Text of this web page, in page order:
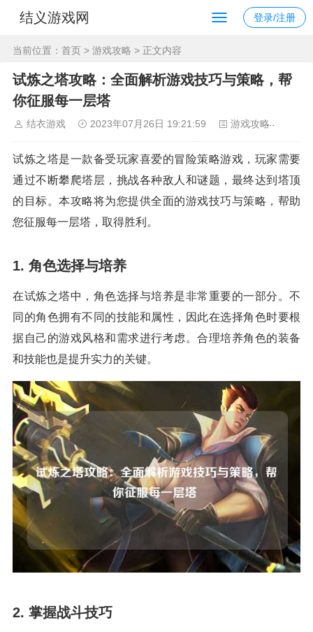
结义游戏网 登录/注册
当前位置： 首页 > 游戏攻略 > 正文内容
试炼之塔攻略：全面解析游戏技巧与策略，帮
你征服每一层塔
结衣游戏 2023年07月26日 19:21:59 游戏攻略
试炼之塔是一款备受玩家喜爱的冒险策略游戏，玩家需要
通过不断攀爬塔层，挑战各种敌人和谜题，最终达到塔顶
的目标。本攻略将为您提供全面的游戏技巧与策略，帮助
您征服每一层塔，取得胜利。
1. 角色选择与培养
在试炼之塔中，角色选择与培养是非常重要的一部分。不
同的角色拥有不同的技能和属性，因此在选择角色时要根
据自己的游戏风格和需求进行考虑。合理培养角色的装备
和技能也是提升实力的关键。
2. 掌握战斗技巧